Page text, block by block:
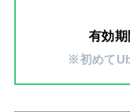
有効
※初めて